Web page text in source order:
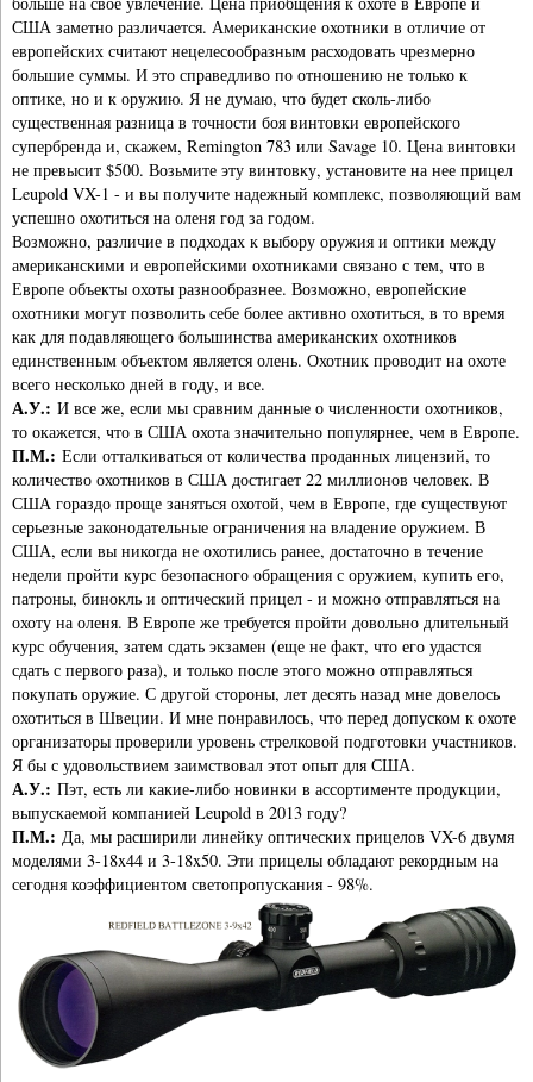
США заметно различается. Американские охотники в отличие от
европейских считают нецелесообразным расходовать чрезмерно
большие суммы. И это справедливо по отношению не только к
оптике, но и к оружию. Я не думаю, что будет сколь-либо
существенная разница в точности боя винтовки европейского
супербренда и, скажем, Remington 783 или Savage 10. Цена винтовки
не превысит $500. Возьмите эту винтовку, установите на нее прицел
Leupold VX-1 - и вы получите надежный комплекс, позволяющий вам
успешно охотиться на оленя год за годом.
Возможно, различие в подходах к выбору оружия и оптики между
американскими и европейскими охотниками связано с тем, что в
Европе объекты охоты разнообразнее. Возможно, европейские
охотники могут позволить себе более активно охотиться, в то время
как для подавляющего большинства американских охотников
единственным объектом является олень. Охотник проводит на охоте
всего несколько дней в году, и все.
А.У.: И все же, если мы сравним данные о численности охотников,
то окажется, что в США охота значительно популярнее, чем в Европе.
П.М.: Если отталкиваться от количества проданных лицензий, то
количество охотников в США достигает 22 миллионов человек. В
США гораздо проще заняться охотой, чем в Европе, где существуют
серьезные законодательные ограничения на владение оружием. В
США, если вы никогда не охотились ранее, достаточно в течение
недели пройти курс безопасного обращения с оружием, купить его,
патроны, бинокль и оптический прицел - и можно отправляться на
охоту на оленя. В Европе же требуется пройти довольно длительный
курс обучения, затем сдать экзамен (еще не факт, что его удастся
сдать с первого раза), и только после этого можно отправляться
покупать оружие. С другой стороны, лет десять назад мне довелось
охотиться в Швеции. И мне понравилось, что перед допуском к охоте
организаторы проверили уровень стрелковой подготовки участников.
Я бы с удовольствием заимствовал этот опыт для США.
А.У.: Пэт, есть ли какие-либо новинки в ассортименте продукции,
выпускаемой компанией Leupold в 2013 году?
П.М.: Да, мы расширили линейку оптических прицелов VX-6 двумя
моделями 3-18x44 и 3-18x50. Эти прицелы обладают рекордным на
сегодня коэффициентом светопропускания - 98%.